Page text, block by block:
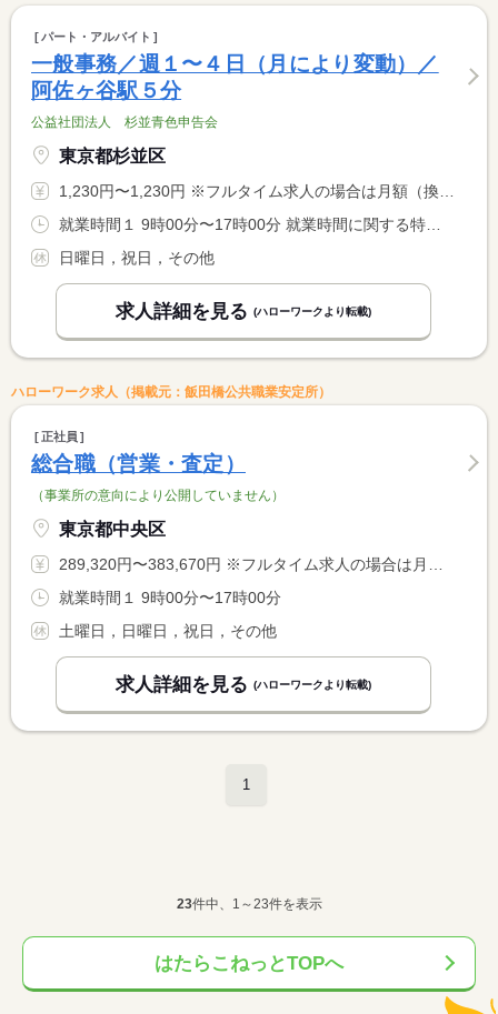
パート・アルバイト
一般事務／週１〜４日（月により変動）／
阿佐ヶ谷駅５分
公益社団法人 杉並青色申告会
東京都杉並区
1,230円〜1,230円 ※フルタイム求人の場合は月額（換算額）、パート求人の場合は時間額を表示しています。
日曜日，祝日，その他
求人詳細を見る (ハローワークより転載)
ハローワーク求人（掲載元：飯田橋公共職業安定所）
正社員
総合職（営業・査定）
（事業所の意向により公開していません）
東京都中央区
289,320円〜383,670円 ※フルタイム求人の場合は月額（換算額）、パート求人の場合は時間額を表示しています。
就業時間１ 9時00分〜17時00分
土曜日，日曜日，祝日，その他
求人詳細を見る (ハローワークより転載)
1
23件中、1～23件を表示
はたらこねっとTOPへ